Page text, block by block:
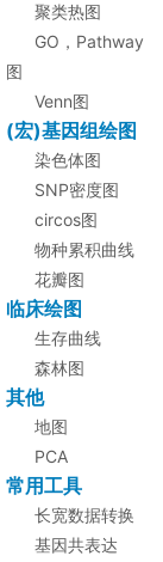
聚类热图
GO，Pathway
图
Venn图
(宏)基因组绘图
染色体图
SNP密度图
circos图
物种累积曲线
花瓣图
临床绘图
生存曲线
森林图
其他
地图
PCA
常用工具
长宽数据转换
基因共表达